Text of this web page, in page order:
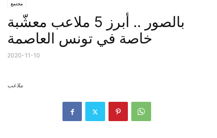
مجتمع
بالصور .. أبرز 5 ملاعب معشّبة
خاصة في تونس العاصمة
2020-11-10
ملاعب